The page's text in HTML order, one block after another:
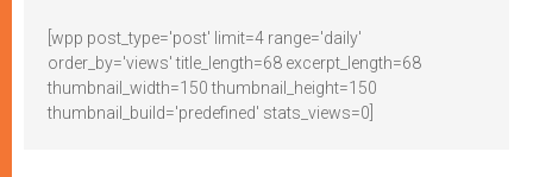
[wpp post_type='post' limit=4 range='daily'
order_by='views' title_length=68 excerpt_length=68
thumbnail_width=150 thumbnail_height=150
thumbnail_build='predefined' stats_views=0]